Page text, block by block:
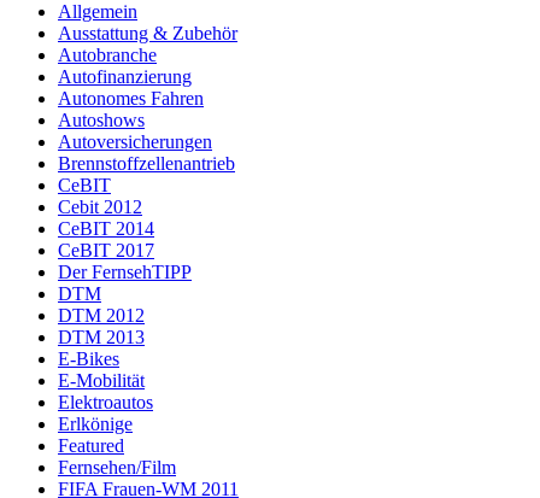
Allgemein
Ausstattung & Zubehör
Autobranche
Autofinanzierung
Autonomes Fahren
Autoshows
Autoversicherungen
Brennstoffzellenantrieb
CeBIT
Cebit 2012
CeBIT 2014
CeBIT 2017
Der FernsehTIPP
DTM
DTM 2012
DTM 2013
E-Bikes
E-Mobilität
Elektroautos
Erlkönige
Featured
Fernsehen/Film
FIFA Frauen-WM 2011